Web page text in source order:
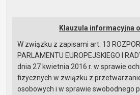
Redakcja Instrukcja korzystania
Strona główna
Klauzula informacyjna
W związku z zapisami art. 13
PARLAMENTU EUROPEJSKIEGO I
dnia 27 kwietnia 2016 r. w sprawie
fizycznych w związku z
osobowych i w sprawie swobodnego